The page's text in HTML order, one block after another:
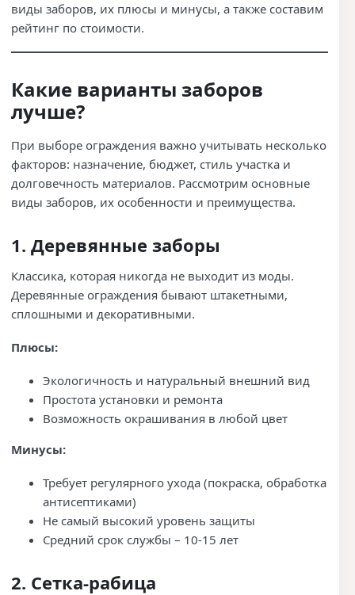
виды заборов, их плюсы и минусы, а также составим
рейтинг по стоимости.
Какие варианты заборов
лучше?
При выборе ограждения важно учитывать несколько
факторов: назначение, бюджет, стиль участка и
долговечность материалов. Рассмотрим основные
виды заборов, их особенности и преимущества.
1. Деревянные заборы
Классика, которая никогда не выходит из моды.
Деревянные ограждения бывают штакетными,
сплошными и декоративными.
Плюсы:
Экологичность и натуральный внешний вид
Простота установки и ремонта
Возможность окрашивания в любой цвет
Минусы:
Требует регулярного ухода (покраска, обработка
антисептиками)
Не самый высокий уровень защиты
Средний срок службы – 10-15 лет
2. Сетка-рабица